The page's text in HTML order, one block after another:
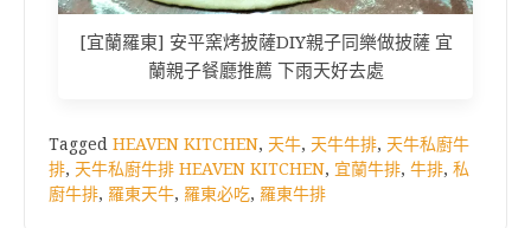
[宜蘭羅東] 安平窯烤披薩DIY親子同樂做披薩 宜
蘭親子餐廳推薦 下雨天好去處
Tagged HEAVEN KITCHEN, 天牛, 天牛牛排, 天牛私廚牛
排, 天牛私廚牛排 HEAVEN KITCHEN, 宜蘭牛排, 牛排, 私
廚牛排, 羅東天牛, 羅東必吃, 羅東牛排